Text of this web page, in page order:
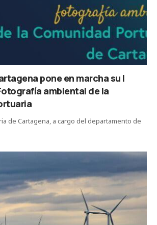
pone en marcha su I
ambiental de la
de Cartagena, a cargo del departamento de